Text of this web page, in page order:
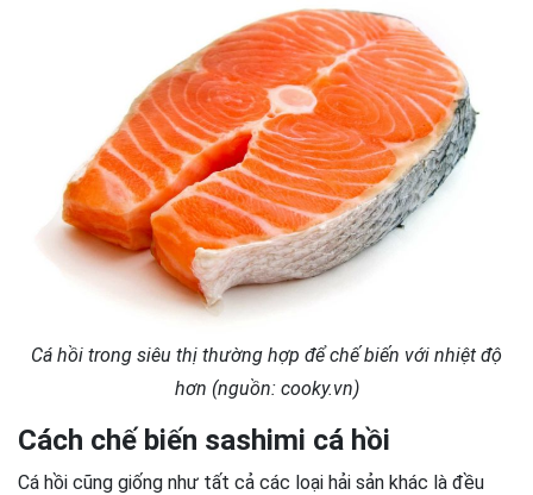
Cá hồi trong siêu thị thường hợp để chế biến với nhiệt độ
hơn (nguồn: cooky.vn)
Cách chế biến sashimi cá hồi
Cá hồi cũng giống như tất cả các loại hải sản khác là đều